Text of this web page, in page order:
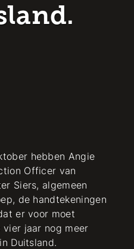
hebben Angie
Officer van
Siers, algemeen
de handtekeningen
er voor moet
jaar nog meer
Duitsland.